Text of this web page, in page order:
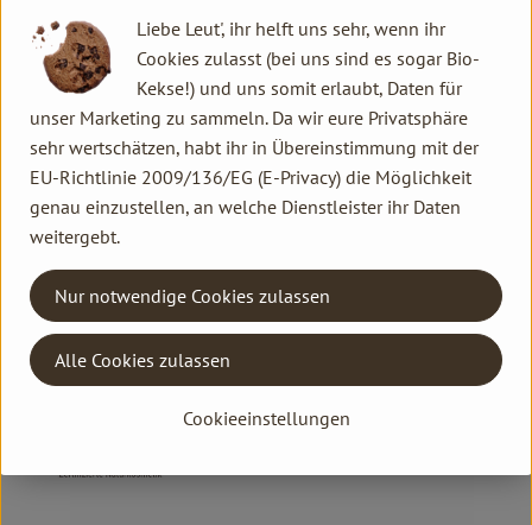
Hersteller: Cattier
Kneipp GmbH
D 97084 Würzburg
(Daten von Ecoinform)
Cattier Paris
Liebe Leut', ihr helft uns sehr, wenn ihr
Cookies zulasst (bei uns sind es sogar Bio-
Kekse!) und uns somit erlaubt, Daten für
unser Marketing zu sammeln. Da wir eure Privatsphäre
sehr wertschätzen, habt ihr in Übereinstimmung mit der
EU-Richtlinie 2009/136/EG (E-Privacy) die Möglichkeit
genau einzustellen, an welche Dienstleister ihr Daten
weitergebt.
Cookieeinstellungen
Nur notwendige Cookies zulassen
Alle Cookies zulassen